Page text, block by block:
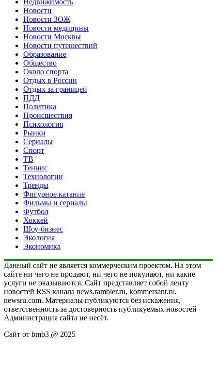
Новости
Новости ЗОЖ
Новости медицины
Новости Москвы
Новости путешествий
Образование
Общество
Около спорта
Отдых в России
Отдых за границей
ПДД
Политика
Происшествия
Психология
Рынки
Сериалы
Спорт
ТВ
Теннис
Технологии
Тренды
Фигурное катание
Фильмы и сериалы
Футбол
Хоккей
Шоу-бизнес
Экология
Экономика
Данный сайт не является коммерческим проектом. На этом
сайте ни чего не продают, ни чего не покупают, ни какие
услуги не оказываются. Сайт представляет собой ленту
новостей RSS канала news.rambler.ru, kommersant.ru,
newsru.com. Материалы публикуются без искажения,
ответственность за достоверность публикуемых новостей
Администрация сайта не несёт.
Сайт от bmb3 @ 2025